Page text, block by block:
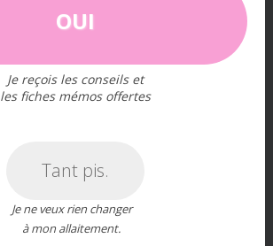
OUI
Je reçois les conseils et
les fiches mémos offertes
Tant pis.
Je ne veux rien changer
à mon allaitement.